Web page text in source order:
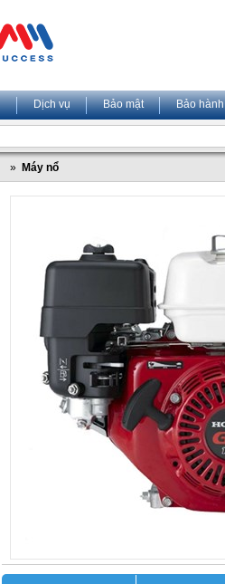
Dịch vụ Bảo mật Bảo hành
» Máy nổ